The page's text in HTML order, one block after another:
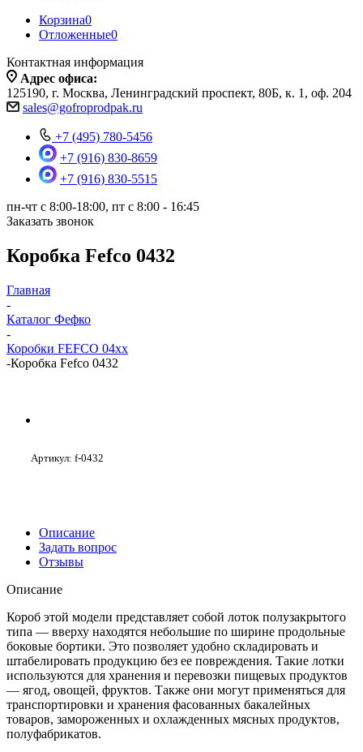
Корзина0
Отложенные0
Контактная информация
Адрес офиса:
125190, г. Москва, Ленинградский проспект, 80Б, к. 1, оф. 204
sales@gofroprodpak.ru
+7 (495) 780-5456
+7 (916) 830-8659
+7 (916) 830-5515
пн-чт c 8:00-18:00, пт с 8:00 - 16:45
Заказать звонок
Коробка Fefco 0432
Главная
-
Каталог Фефко
-
Коробки FEFCO 04xx
-Коробка Fefco 0432
Артикул: f-0432
Описание
Задать вопрос
Отзывы
Описание
Короб этой модели представляет собой лоток полузакрытого
типа — вверху находятся небольшие по ширине продольные
боковые бортики. Это позволяет удобно складировать и
штабелировать продукцию без ее повреждения. Такие лотки
используются для хранения и перевозки пищевых продуктов
— ягод, овощей, фруктов. Также они могут применяться для
транспортировки и хранения фасованных бакалейных
товаров, замороженных и охлажденных мясных продуктов,
полуфабрикатов.